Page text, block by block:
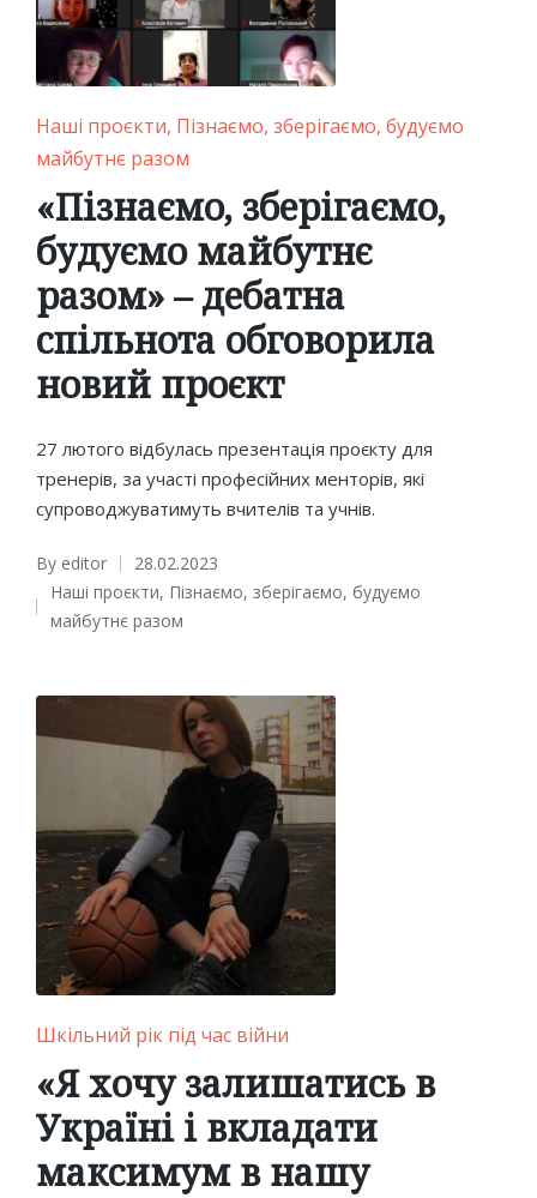
Posted
in
Наші проєкти Пізнаємо, зберігаємо, будуємо
майбутнє разом
«Пізнаємо, зберігаємо,
будуємо майбутнє
разом» – дебатна
спільнота обговорила
новий проєкт
27 лютого відбулась презентація проєкту для
тренерів, за участі професійних менторів, які
супроводжуватимуть вчителів та учнів.
Posted
by
By editor 28.02.2023
Posted
Наші проєкти, Пізнаємо, зберігаємо, будуємо
майбутнє разом
Posted
Шкільний рік під час війни
«Я хочу залишатись в
Україні і вкладати
максимум в нашу